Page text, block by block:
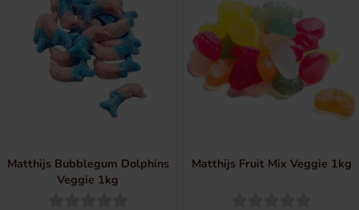
Matthijs Bubblegum Dolphins
Veggie 1kg
Matthijs Fruit Mix Veggie 1kg